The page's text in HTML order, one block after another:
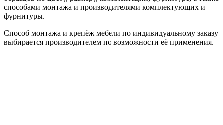
способами монтажа и производителями комплектующих и
фурнитуры.
Способ монтажа и крепёж мебели по индивидуальному заказу
выбирается производителем по возможности её применения.